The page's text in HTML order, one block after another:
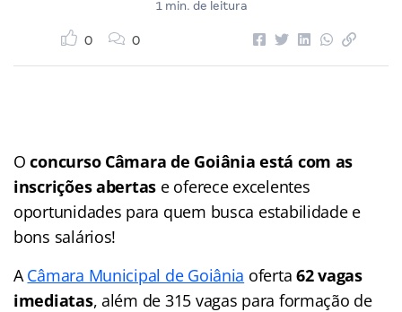
1 min. de leitura
0 0
Oconcurso Câmara de Goiânia está com as
inscrições abertas e oferece excelentes
oportunidades para quem busca estabilidade e
bons salários!
ACâmara Municipal de Goiânia oferta62 vagas
imediatas, além de 315 vagas para formação de